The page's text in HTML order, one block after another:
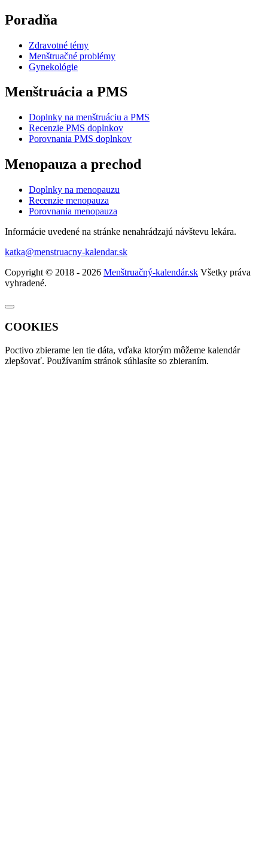
Poradňa
Zdravotné témy
Menštruačné problémy
Gynekológie
Menštruácia a PMS
Doplnky na menštruáciu a PMS
Recenzie PMS doplnkov
Porovnania PMS doplnkov
Menopauza a prechod
Doplnky na menopauzu
Recenzie menopauza
Porovnania menopauza
Informácie uvedené na stránke nenahrádzajú návštevu lekára.
katka@menstruacny-kalendar.sk
Copyright © 2018 - 2026 Menštruačný-kalendár.sk Všetky práva
vyhradené.
COOKIES
Poctivo zbierame len tie dáta, vďaka ktorým môžeme kalendár
zlepšovať. Používaním stránok súhlasíte so zbieraním.